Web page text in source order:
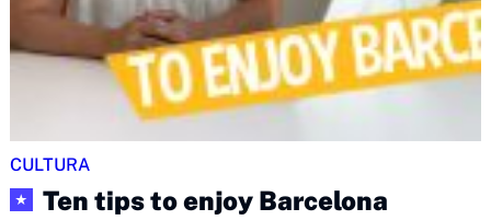
CULTURA
★ Ten tips to enjoy Barcelona